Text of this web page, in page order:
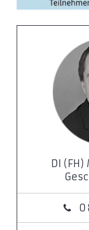
DI